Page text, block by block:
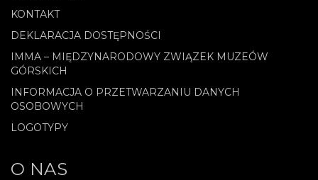
KONTAKT
DEKLARACJA DOSTĘPNOŚCI
IMMA – MIĘDZYNARODOWY ZWIĄZEK MUZEÓW
GÓRSKICH
INFORMACJA O PRZETWARZANIU DANYCH
OSOBOWYCH
LOGOTYPY
O NAS